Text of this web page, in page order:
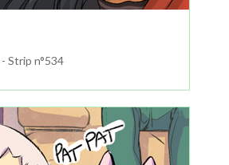
- Strip n°534